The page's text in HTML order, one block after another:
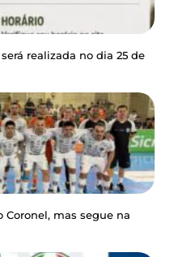
realizada no dia 25 de
mas segue na